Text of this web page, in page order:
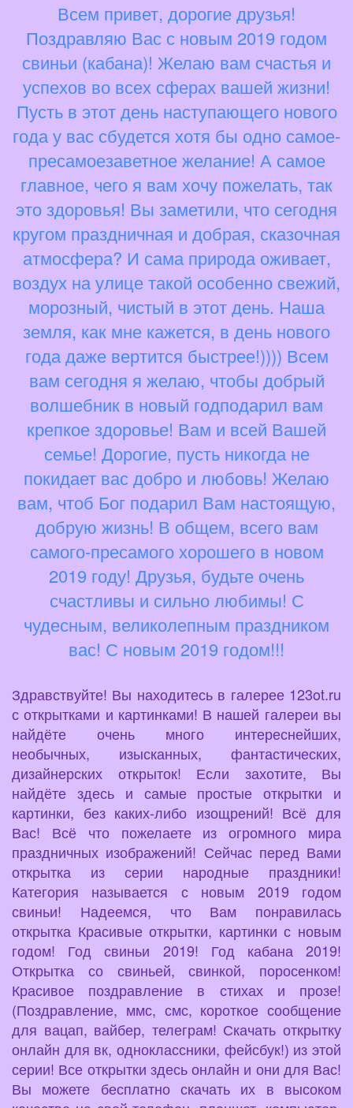
Всем привет, дорогие друзья!
Поздравляю Вас с новым 2019 годом
свиньи (кабана)! Желаю вам счастья и
успехов во всех сферах вашей жизни!
Пусть в этот день наступающего нового
года у вас сбудется хотя бы одно самое-
пресамоезаветное желание! А самое
главное, чего я вам хочу пожелать, так
это здоровья! Вы заметили, что сегодня
кругом праздничная и добрая, сказочная
атмосфера? И сама природа оживает,
воздух на улице такой особенно свежий,
морозный, чистый в этот день. Наша
земля, как мне кажется, в день нового
года даже вертится быстрее!)))) Всем
вам сегодня я желаю, чтобы добрый
волшебник в новый годподарил вам
крепкое здоровье! Вам и всей Вашей
семье! Дорогие, пусть никогда не
покидает вас добро и любовь! Желаю
вам, чтоб Бог подарил Вам настоящую,
добрую жизнь! В общем, всего вам
самого-пресамого хорошего в новом
2019 году! Друзья, будьте очень
счастливы и сильно любимы! С
чудесным, великолепным праздником
вас! С новым 2019 годом!!!
Здравствуйте! Вы находитесь в галерее 123ot.ru
с открытками и картинками! В нашей галереи вы
найдёте очень много интереснейших,
необычных, изысканных, фантастических,
дизайнерских открыток! Если захотите, Вы
найдёте здесь и самые простые открытки и
картинки, без каких-либо изощрений! Всё для
Вас! Всё что пожелаете из огромного мира
праздничных изображений! Сейчас перед Вами
открытка из серии народные праздники!
Категория называется с новым 2019 годом
свиньи! Надеемся, что Вам понравилась
открытка Красивые открытки, картинки с новым
годом! Год свиньи 2019! Год кабана 2019!
Открытка со свиньей, свинкой, поросенком!
Красивое поздравление в стихах и прозе!
(Поздравление, ммс, смс, короткое сообщение
для вацап, вайбер, телеграм! Скачать открытку
онлайн для вк, одноклассники, фейсбук!) из этой
серии! Все открытки здесь онлайн и они для Вас!
Вы можете бесплатно скачать их в высоком